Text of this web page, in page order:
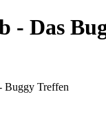
- Das
Buggy Treffen